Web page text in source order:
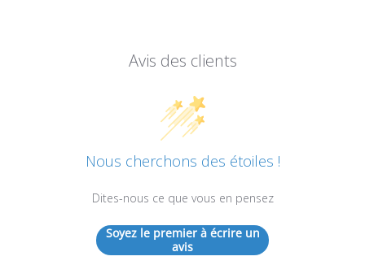
Avis des clients
Nous cherchons des étoiles !
Dites-nous ce que vous en pensez
Soyez le premier à écrire un
avis